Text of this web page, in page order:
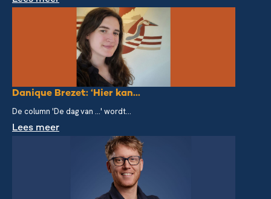
Danique Brezet: ‘Hier kan...
De column 'De dag van ...' wordt...
Lees meer